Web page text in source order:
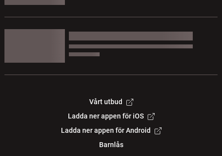
Vårt utbud
Ladda ner appen för iOS
Ladda ner appen för Android
Barnlås